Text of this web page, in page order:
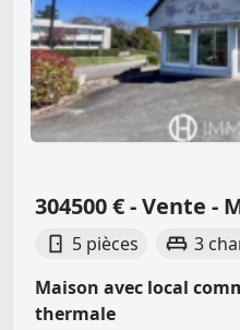
304500 € - Vente -
5 pièces 3
Maison avec local
thermale